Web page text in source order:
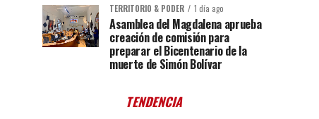
TERRITORIO & PODER 1 día ago
Asamblea del Magdalena aprueba
creación de comisión para
preparar el Bicentenario de la
muerte de Simón Bolívar
TENDENCIA